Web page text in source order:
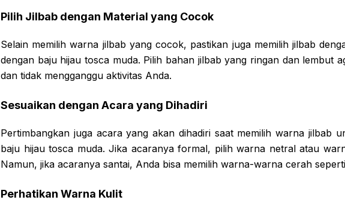
Pilih Jilbab dengan Material yang Cocok
Selain memilih warna jilbab yang cocok, pastikan juga memilih jilbab
dengan baju hijau tosca muda. Pilih bahan jilbab yang ringan dan lembut
dan tidak mengganggu aktivitas Anda.
Sesuaikan dengan Acara yang Dihadiri
Pertimbangkan juga acara yang akan dihadiri saat memilih warna jilbab
baju hijau tosca muda. Jika acaranya formal, pilih warna netral atau
Namun, jika acaranya santai, Anda bisa memilih warna-warna cerah
Perhatikan Warna Kulit